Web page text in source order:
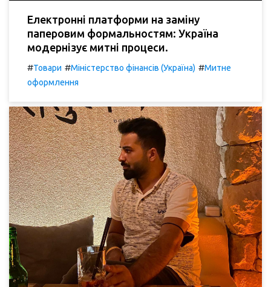
Електронні платформи на заміну
паперовим формальностям: Україна
модернізує митні процеси.
#Товари #Міністерство фінансів (Україна) #Митне
оформлення